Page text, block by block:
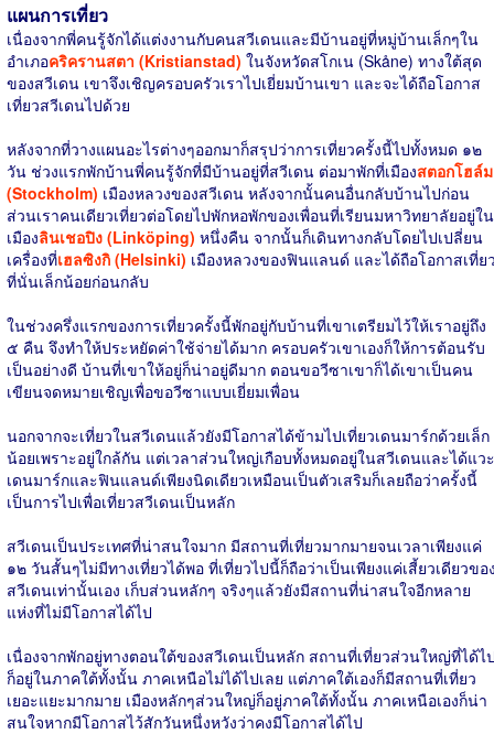
แผนการเที่ยว
เนื่องจากพี่คนรู้จักได้แต่งงานกับคนสวีเดนและมีบ้านอยู่ที่หมู่บ้านเล็กๆใน
อำเภอคริครานสตา (Kristianstad) ในจังหวัดสโกเน (Skåne) ทางใต้สุด
ของสวีเดน เขาจึงเชิญครอบครัวเราไปเยี่ยมบ้านเขา และจะได้ถือโอกาส
เที่ยวสวีเดนไปด้วย
หลังจากที่วางแผนอะไรต่างๆออกมาก็สรุปว่าการเที่ยวครั้งนี้ไปทั้งหมด ๑๒
วัน ช่วงแรกพักบ้านพี่คนรู้จักที่มีบ้านอยู่ที่สวีเดน ต่อมาพักที่เมืองสตอกโฮล์ม
(Stockholm) เมืองหลวงของสวีเดน หลังจากนั้นคนอื่นกลับบ้านไปก่อน
ส่วนเราคนเดียวเที่ยวต่อโดยไปพักหอพักของเพื่อนที่เรียนมหาวิทยาลัยอยู่ใน
เมืองลินเชอปิง (Linköping) หนึ่งคืน จากนั้นก็เดินทางกลับโดยไปเปลี่ยน
เครื่องที่เฮลซิงกิ (Helsinki) เมืองหลวงของฟินแลนด์ และได้ถือโอกาสเที่ย
ที่นั่นเล็กน้อยก่อนกลับ
ในช่วงครึ่งแรกของการเที่ยวครั้งนี้พักอยู่กับบ้านที่เขาเตรียมไว้ให้เราอยู่ถึง
๕ คืน จึงทำให้ประหยัดค่าใช้จ่ายได้มาก ครอบครัวเขาเองก็ให้การต้อนรับ
เป็นอย่างดี บ้านที่เขาให้อยู่ก็น่าอยู่ดีมาก ตอนขอวีซาเขาก็ได้เขาเป็นคน
เขียนจดหมายเชิญเพื่อขอวีซาแบบเยี่ยมเพื่อน
นอกจากจะเที่ยวในสวีเดนแล้วยังมีโอกาสได้ข้ามไปเที่ยวเดนมาร์กด้วยเล็ก
น้อยเพราะอยู่ใกล้กัน แต่เวลาส่วนใหญ่เกือบทั้งหมดอยู่ในสวีเดนและได้แวะ
เดนมาร์กและฟินแลนด์เพียงนิดเดียวเหมือนเป็นตัวเสริมก็เลยถือว่าครั้งนี้
เป็นการไปเพื่อเที่ยวสวีเดนเป็นหลัก
สวีเดนเป็นประเทศที่น่าสนใจมาก มีสถานที่เที่ยวมากมายจนเวลาเพียงแค่
๑๒ วันสั้นๆไม่มีทางเที่ยวได้พอ ที่เที่ยวไปนี้ก็ถือว่าเป็นเพียงแค่เสี้ยวเดียวขอ
สวีเดนเท่านั้นเอง เก็บส่วนหลักๆ จริงๆแล้วยังมีสถานที่น่าสนใจอีกหลาย
แห่งที่ไม่มีโอกาสได้ไป
เนื่องจากพักอยู่ทางตอนใต้ของสวีเดนเป็นหลัก สถานที่เที่ยวส่วนใหญ่ที่ได้ไ
ก็อยู่ในภาคใต้ทั้งนั้น ภาคเหนือไม่ได้ไปเลย แต่ภาคใต้เองก็มีสถานที่เที่ยว
เยอะแยะมากมาย เมืองหลักๆส่วนใหญ่ก็อยู่ภาคใต้ทั้งนั้น ภาคเหนือเองก็น่า
สนใจหากมีโอกาสไว้สักวันหนึ่งหวังว่าคงมีโอกาสได้ไป